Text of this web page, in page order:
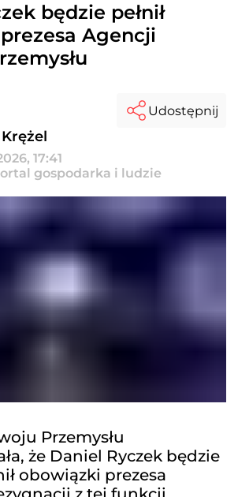
będzie pełnił
Agencji
17:41
gospodarka i ludzie
Udostępnij
Przemysłu
że Daniel Ryczek będzie
obowiązki prezesa